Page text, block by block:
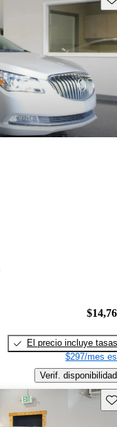
El precio incluye tasas
$297/mes
Verif. disponibilidad